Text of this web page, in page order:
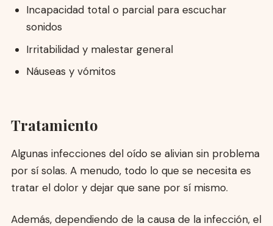
Incapacidad total o parcial para escuchar
sonidos
Irritabilidad y malestar general
Náuseas y vómitos
Tratamiento
Algunas infecciones del oído se alivian sin problema
por sí solas. A menudo, todo lo que se necesita es
tratar el dolor y dejar que sane por sí mismo.
Además, dependiendo de la causa de la infección, el